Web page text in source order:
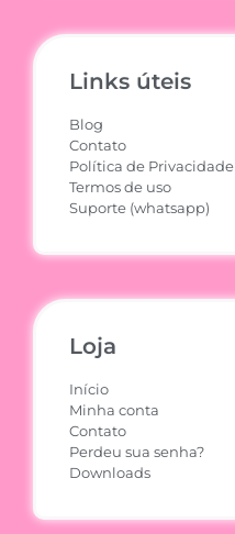
Links úteis
Blog
Contato
Política de Privacidade
Termos de uso
Suporte (whatsapp)
Loja
Início
Minha conta
Contato
Perdeu sua senha?
Downloads